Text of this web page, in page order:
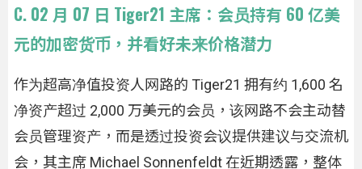
C. 02 月 07 日 Tiger21 主席：会员持有 60 亿美
元的加密货币，并看好未来价格潜力
作为超高净值投资人网路的 Tiger21 拥有约 1,600 名
净资产超过 2,000 万美元的会员，该网路不会主动替
会员管理资产，而是透过投资会议提供建议与交流机
会，其主席 Michael Sonnenfeldt 在近期透露，整体